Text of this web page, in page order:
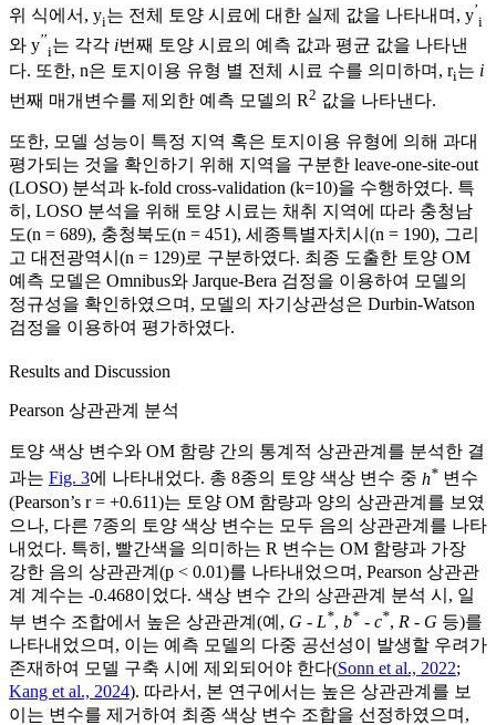
위 식에서, yi는 전체 토양 시료에 대한 실제 값을 나타내며, y’
i
와 y’’
i는 각각 i번째 토양 시료의 예측 값과 평균 값을 나타낸
다. 또한, n은 토지이용 유형 별 전체 시료 수를 의미하며, ri는 i
번째 매개변수를 제외한 예측 모델의 R2 값을 나타낸다.
또한, 모델 성능이 특정 지역 혹은 토지이용 유형에 의해 과대
평가되는 것을 확인하기 위해 지역을 구분한 leave-one-site-out
(LOSO) 분석과 k-fold cross-validation (k=10)을 수행하였다. 특
히, LOSO 분석을 위해 토양 시료는 채취 지역에 따라 충청남
도(n = 689), 충청북도(n = 451), 세종특별자치시(n = 190), 그리
고 대전광역시(n = 129)로 구분하였다. 최종 도출한 토양 OM
예측 모델은 Omnibus와 Jarque-Bera 검정을 이용하여 모델의
정규성을 확인하였으며, 모델의 자기상관성은 Durbin-Watson
검정을 이용하여 평가하였다.
Results and Discussion
Pearson 상관관계 분석
토양 색상 변수와 OM 함량 간의 통계적 상관관계를 분석한 결
과는 Fig. 3에 나타내었다. 총 8종의 토양 색상 변수 중 h* 변수
(Pearson’s r = +0.611)는 토양 OM 함량과 양의 상관관계를 보였
으나, 다른 7종의 토양 색상 변수는 모두 음의 상관관계를 나타
내었다. 특히, 빨간색을 의미하는 R 변수는 OM 함량과 가장
강한 음의 상관관계(p < 0.01)를 나타내었으며, Pearson 상관관
계 계수는 -0.468이었다. 색상 변수 간의 상관관계 분석 시, 일
부 변수 조합에서 높은 상관관계(예, G - L*, b* - c*, R - G 등)를
나타내었으며, 이는 예측 모델의 다중 공선성이 발생할 우려가
존재하여 모델 구축 시에 제외되어야 한다(Sonn et al., 2022;
Kang et al., 2024). 따라서, 본 연구에서는 높은 상관관계를 보
이는 변수를 제거하여 최종 색상 변수 조합을 선정하였으며,